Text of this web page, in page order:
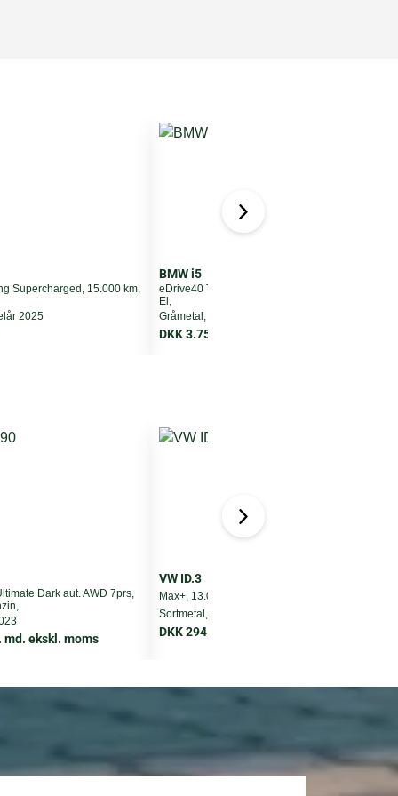
Supercharged, 15.000 km,
2025
BMW i5
eDrive40 Touring Supercharged, 15.000 km,
El,
Gråmetal, modelår 2025
DKK 3.756 pr. md. ekskl. moms
Dark aut. AWD 7prs,
md. ekskl. moms
VW ID.3
Max+, 13.000 km, El,
Sortmetal, modelår 2025
DKK 294.800